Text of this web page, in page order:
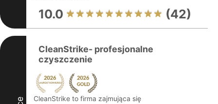
10.0 (42)
CleanStrike- profesjonalne
czyszczenie
CleanStrike to firma zajmująca się